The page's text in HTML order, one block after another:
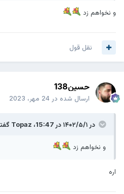
و نخواهم زد
نقل قول
حسین138
ارسال شده در 24 مهر، 2023
در ۱۴۰۲/۵/۱ در 15:47، Topaz
و نخواهم زد
اره